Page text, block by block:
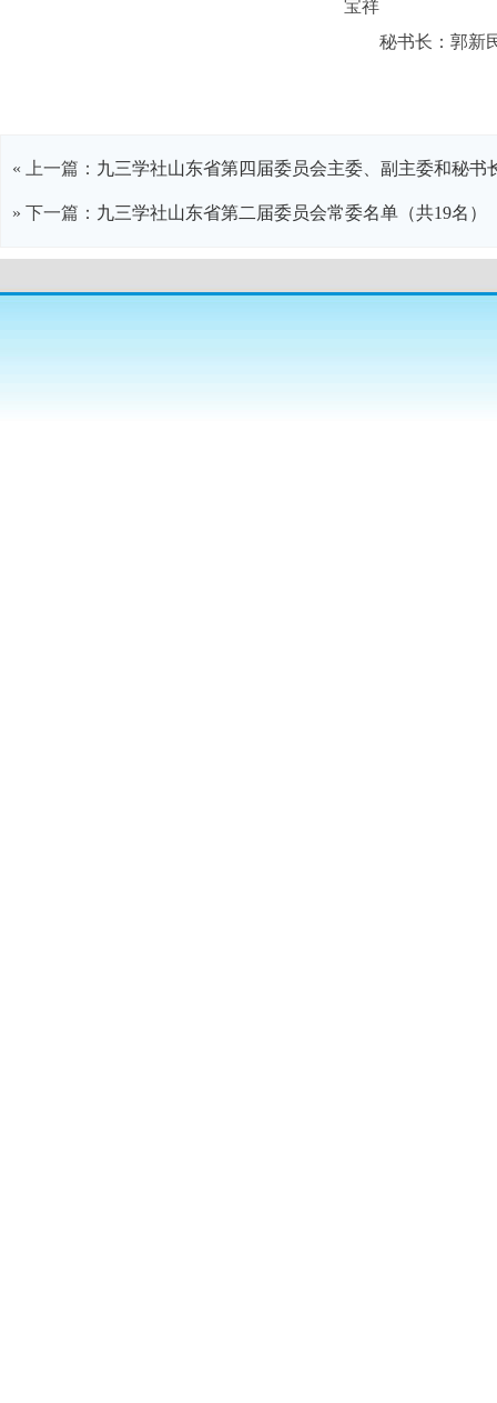
宝祥
秘书长：郭新
« 上一篇： 九三学社山东省第四届委员会主委、副主委和秘书
» 下一篇： 九三学社山东省第二届委员会常委名单（共19名）